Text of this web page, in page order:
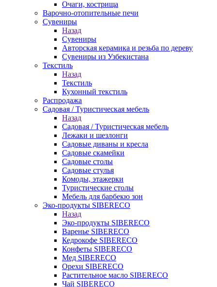
Очаги, кострища
Варочно-отопительные печи
Сувениры
Назад
Сувениры
Авторская керамика и резьба по дереву
Сувениры из Узбекистана
Текстиль
Назад
Текстиль
Кухонный текстиль
Распродажа
Садовая / Туристическая мебель
Назад
Садовая / Туристическая мебель
Лежаки и шезлонги
Садовые диваны и кресла
Садовые скамейки
Садовые столы
Садовые стулья
Комоды, этажерки
Туристические столы
Мебель для барбекю зон
Эко-продукты SIBERECO
Назад
Эко-продукты SIBERECO
Варенье SIBERECO
Кедрокофе SIBERECO
Конфеты SIBERECO
Мед SIBERECO
Орехи SIBERECO
Растительное масло SIBERECO
Чай SIBERECO